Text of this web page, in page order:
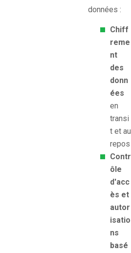
données :
Chiff
reme
nt
des
donn
ées
en
transi
t et au
repos
Contr
ôle
d'acc
ès et
autor
isatio
ns
basé